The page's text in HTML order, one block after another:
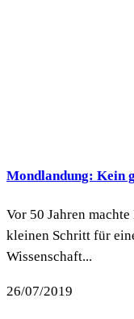
Mondlandung: Kein
Vor 50 Jahren
kleinen Schritt für
Wissenschaft...
26/07/2019